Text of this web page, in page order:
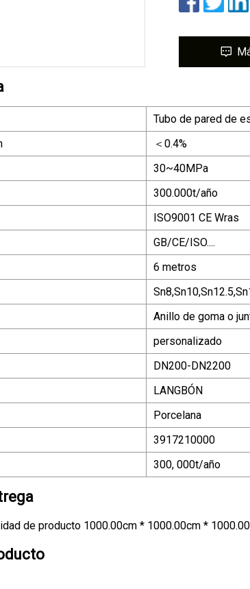
Tubo de pared de
＜0.4%
30~40MPa
300.000t/año
ISO9001 CE Wras
GB/CE/ISO....
6 metros
Anillo de goma o
personalizado
DN200-DN2200
LANGBÓN
Porcelana
3917210000
300, 000t/año
de producto 1000.00cm * 1000.00cm *